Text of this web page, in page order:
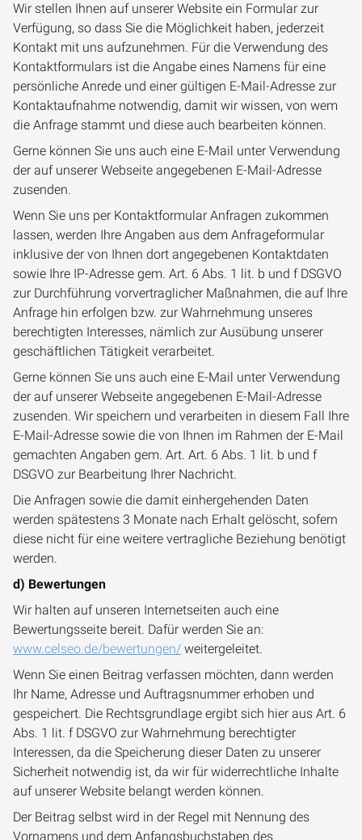
Wir stellen Ihnen auf unserer Website ein Formular zur
Verfügung, so dass Sie die Möglichkeit haben, jederzeit
Kontakt mit uns aufzunehmen. Für die Verwendung des
Kontaktformulars ist die Angabe eines Namens für eine
persönliche Anrede und einer gültigen E-Mail-Adresse zur
Kontaktaufnahme notwendig, damit wir wissen, von wem
die Anfrage stammt und diese auch bearbeiten können.
Gerne können Sie uns auch eine E-Mail unter Verwendung
der auf unserer Webseite angegebenen E-Mail-Adresse
zusenden.
Wenn Sie uns per Kontaktformular Anfragen zukommen
lassen, werden Ihre Angaben aus dem Anfrageformular
inklusive der von Ihnen dort angegebenen Kontaktdaten
sowie Ihre IP-Adresse gem. Art. 6 Abs. 1 lit. b und f DSGVO
zur Durchführung vorvertraglicher Maßnahmen, die auf Ihre
Anfrage hin erfolgen bzw. zur Wahrnehmung unseres
berechtigten Interesses, nämlich zur Ausübung unserer
geschäftlichen Tätigkeit verarbeitet.
Gerne können Sie uns auch eine E-Mail unter Verwendung
der auf unserer Webseite angegebenen E-Mail-Adresse
zusenden. Wir speichern und verarbeiten in diesem Fall Ihre
E-Mail-Adresse sowie die von Ihnen im Rahmen der E-Mail
gemachten Angaben gem. Art. Art. 6 Abs. 1 lit. b und f
DSGVO zur Bearbeitung Ihrer Nachricht.
Die Anfragen sowie die damit einhergehenden Daten
werden spätestens 3 Monate nach Erhalt gelöscht, sofern
diese nicht für eine weitere vertragliche Beziehung benötigt
werden.
d) Bewertungen
Wir halten auf unseren Internetseiten auch eine
Bewertungsseite bereit. Dafür werden Sie an:
www.celseo.de/bewertungen/ weitergeleitet.
Wenn Sie einen Beitrag verfassen möchten, dann werden
Ihr Name, Adresse und Auftragsnummer erhoben und
gespeichert. Die Rechtsgrundlage ergibt sich hier aus Art. 6
Abs. 1 lit. f DSGVO zur Wahrnehmung berechtigter
Interessen, da die Speicherung dieser Daten zu unserer
Sicherheit notwendig ist, da wir für widerrechtliche Inhalte
auf unserer Website belangt werden können.
Der Beitrag selbst wird in der Regel mit Nennung des
Vornamens und dem Anfangsbuchstaben des